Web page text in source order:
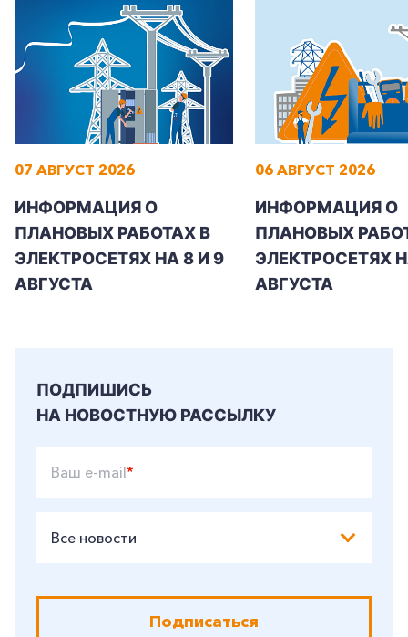
+7-800-700-24-57
Заказать обратный звонок
Частным клиентам
07 АВГУСТ 2026
ИНФОРМАЦИЯ О
ПЛАНОВЫХ РАБОТАХ В
ЭЛЕКТРОСЕТЯХ НА 8 И 9
АВГУСТА
06 АВГУСТ 2026
ИНФОРМАЦИЯ О
ПЛАНОВЫХ
ЭЛЕКТРОСЕТЯХ
АВГУСТА
ПОДПИШИСЬ
НА НОВОСТНУЮ РАССЫЛКУ
Ваш e-mail*
Все новости
Подписаться